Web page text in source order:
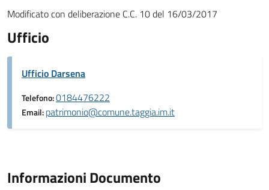
Modificato con deliberazione C.C. 10 del 16/03/2017
Ufficio
Ufficio Darsena
Telefono:0184476222
Email:patrimonio@comune.taggia.im.it
Informazioni Documento